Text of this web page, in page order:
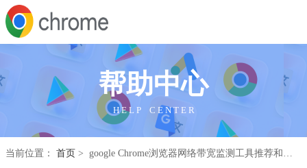
帮助中心
H E L P C E N T E R
当前位置： 首页 > google Chrome浏览器网络带宽监测工具推荐和使用说明